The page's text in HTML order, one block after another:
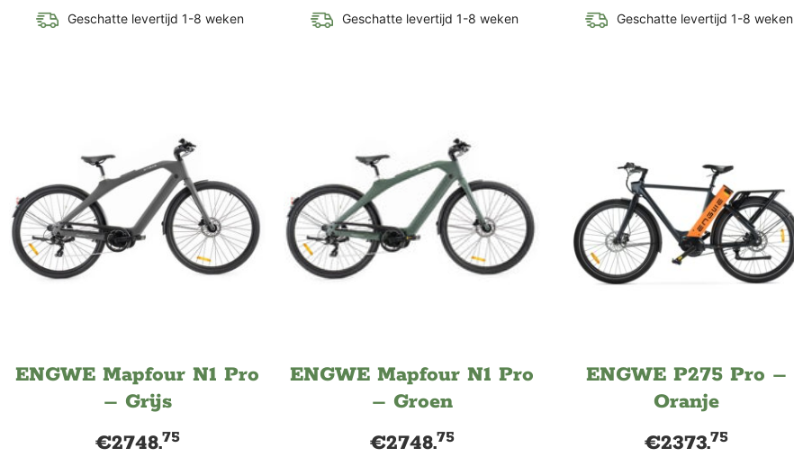
Geschatte levertijd 1-8 weken Geschatte levertijd 1-8 weken Geschatte levertijd 1-8 weken
ENGWE Mapfour N1 Pro
– Grijs
€2748.75
ENGWE Mapfour N1 Pro
– Groen
€2748.75
ENGWE P275 Pro –
Oranje
€2373.75